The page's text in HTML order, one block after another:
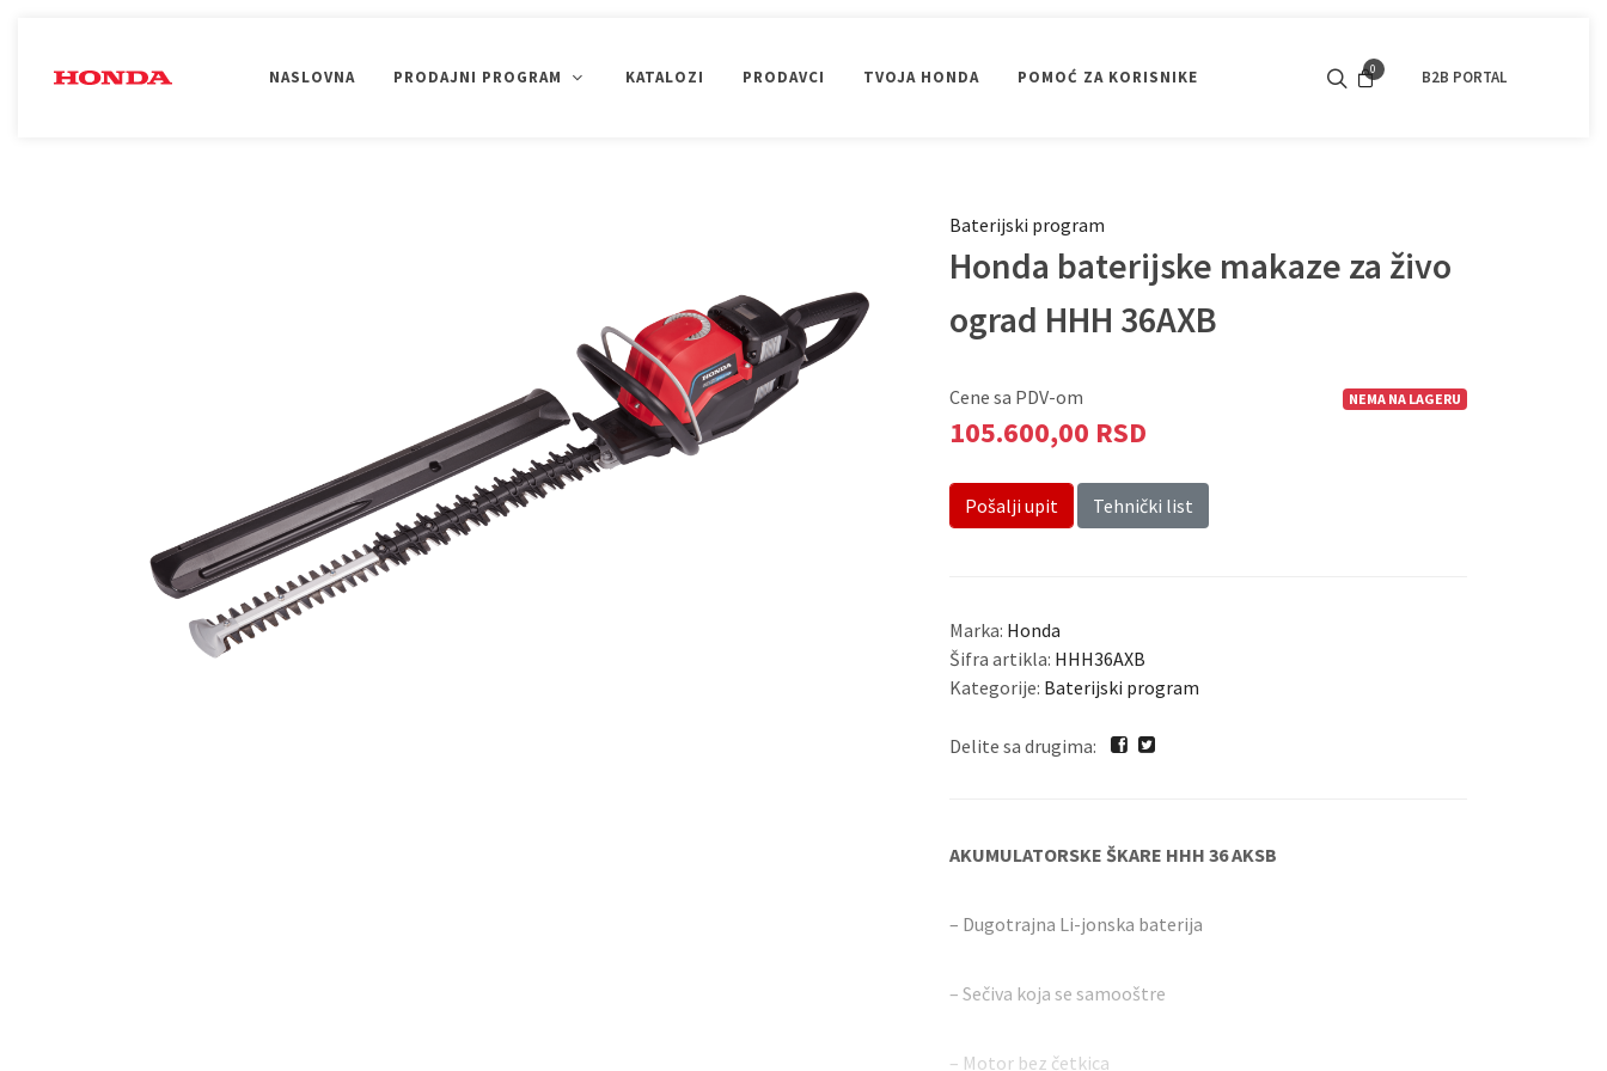
0 B2B PORTAL
NASLOVNA PRODAJNI PROGRAM
PRIKAŽI SVE
Kosačice Motorni trimeri
KATALOZI PRODAVCI TVOJA HONDA POMOĆ ZA KORISNIKE POGONSKI MOTORI
Baterijski program
Honda baterijske makaze za živo
ograd HHH 36AXB
NEMA NA LAGERU
Cene sa PDV-om
105.600,00 RSD
Pošalji upit Tehnički list
Marka: Honda
Šifra artikla: HHH36AXB
Kategorije: Baterijski program
Delite sa drugima:
AKUMULATORSKE ŠKARE HHH 36 AKSB
– Dugotrajna Li-jonska baterija
– Sečiva koja se samooštre
– Motor bez četkica